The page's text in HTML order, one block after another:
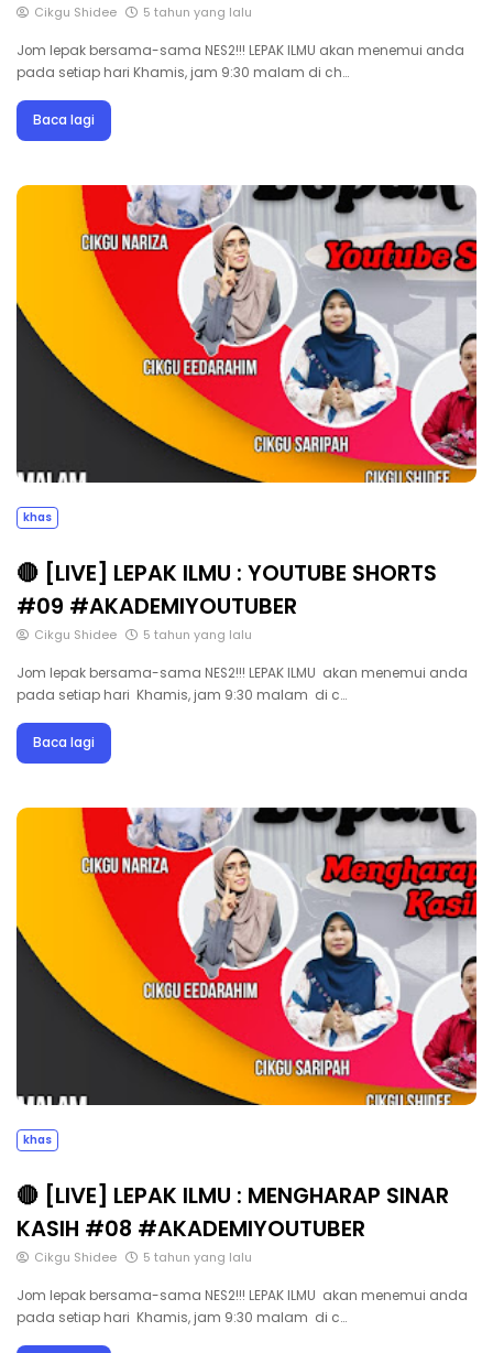
Cikgu Shidee 5 tahun yang lalu
Jom lepak bersama-sama NES2!!! LEPAK ILMU akan menemui anda
pada setiap hari Khamis, jam 9:30 malam di ch…
Baca lagi
khas
🔴 [LIVE] LEPAK ILMU : YOUTUBE SHORTS
#09 #AKADEMIYOUTUBER
Cikgu Shidee 5 tahun yang lalu
Jom lepak bersama-sama NES2!!! LEPAK ILMU akan menemui anda
pada setiap hari Khamis, jam 9:30 malam di c…
Baca lagi
khas
🔴 [LIVE] LEPAK ILMU : MENGHARAP SINAR
KASIH #08 #AKADEMIYOUTUBER
Cikgu Shidee 5 tahun yang lalu
Jom lepak bersama-sama NES2!!! LEPAK ILMU akan menemui anda
pada setiap hari Khamis, jam 9:30 malam di c…